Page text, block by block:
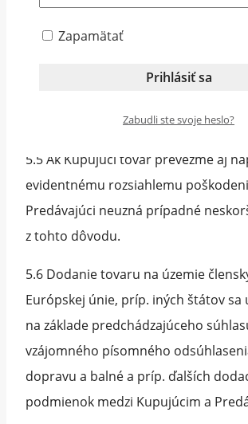
tovaru. V prípade jeho poškodenia je
mieste dodania tovaru spísať s
5.5 Ak Kupujúci tovar prevezme aj
evidentnému rozsiahlemu
Predávajúci neuzná prípadné
z tohto dôvodu.
5.6 Dodanie tovaru na územie
Európskej únie, príp. iných štátov sa
na základe predchádzajúceho
vzájomného písomného
dopravu a balné a príp. ďalších
podmienok medzi Kupujúcim a
Zapamätať
Zabudli ste svoje heslo?